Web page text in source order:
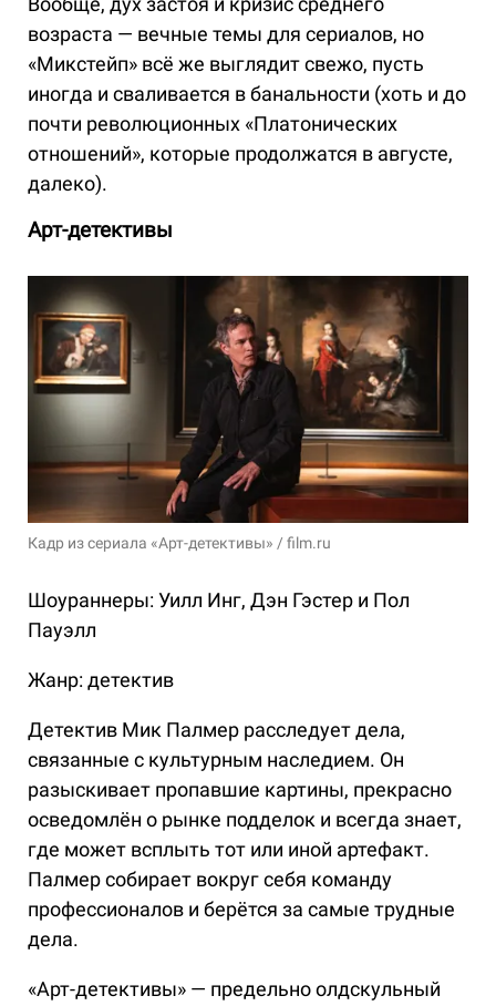
возраста — вечные темы для сериалов, но
«Микстейп» всё же выглядит свежо, пусть
иногда и сваливается в банальности (хоть и до
почти революционных «Платонических
отношений», которые продолжатся в августе,
далеко).
Арт-детективы
Кадр из сериала «Арт-детективы» / film.ru
Шоураннеры: Уилл Инг, Дэн Гэстер и Пол
Пауэлл
Жанр: детектив
Детектив Мик Палмер расследует дела,
связанные с культурным наследием. Он
разыскивает пропавшие картины, прекрасно
осведомлён о рынке подделок и всегда знает,
где может всплыть тот или иной артефакт.
Палмер собирает вокруг себя команду
профессионалов и берётся за самые трудные
дела.
«Арт-детективы» — предельно олдскульный